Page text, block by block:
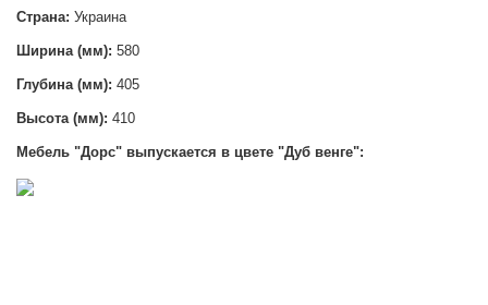
Страна: Украина
Ширина (мм): 580
Глубина (мм): 405
Высота (мм): 410
Мебель "Дорс" выпускается в цвете "Дуб венге":